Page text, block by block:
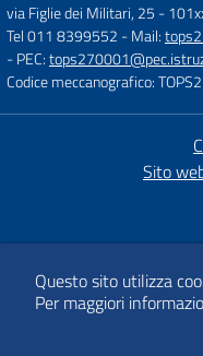
via Figlie dei Militari, 25 -
Tel 011 8399552 - Mail:
- PEC:
Codice meccanografico:
Sito
Questo sito utilizza
Per maggiori